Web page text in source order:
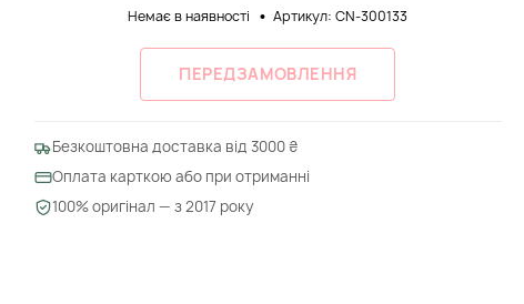
Немає в наявності Артикул: CN-300133
ПЕРЕДЗАМОВЛЕННЯ
Безкоштовна доставка від 3000 ₴
Оплата карткою або при отриманні
100% оригінал — з 2017 року